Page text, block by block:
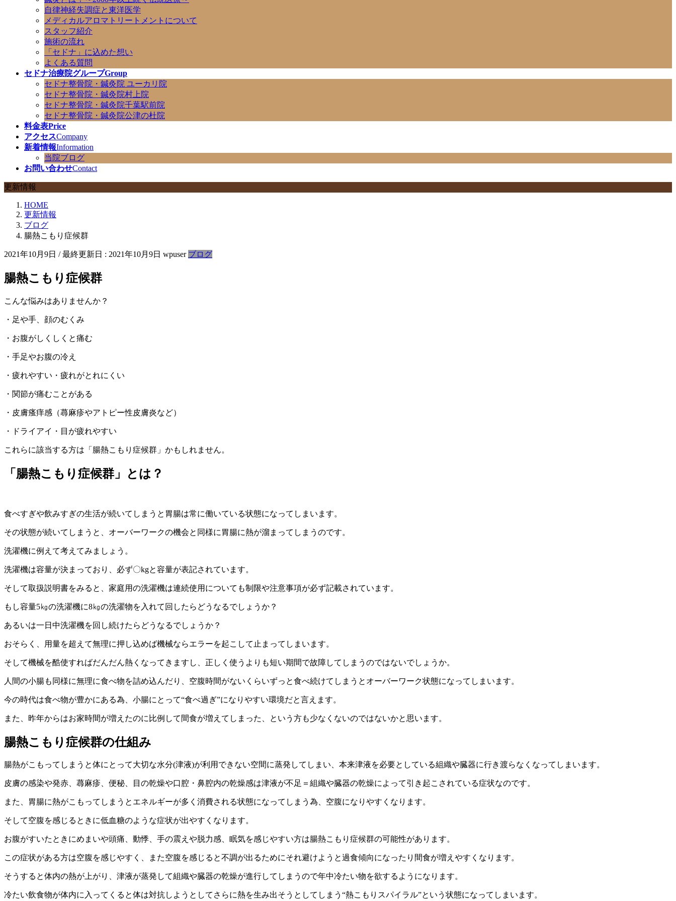
自律神経失調症と東洋医学
メディカルアロマトリートメントについて
スタッフ紹介
施術の流れ
「セドナ」に込めた想い
よくある質問
セドナ治療院グループGroup
セドナ整骨院・鍼灸院 ユーカリ院
セドナ整骨院・鍼灸院村上院
セドナ整骨院・鍼灸院千葉駅前院
セドナ整骨院・鍼灸院公津の杜院
料金表Price
アクセスCompany
新着情報Information
当院ブログ
お問い合わせContact
更新情報
HOME
更新情報
ブログ
腸熱こもり症候群
2021年10月9日 / 最終更新日 : 2021年10月9日 wpuser ブログ
腸熱こもり症候群
こんな悩みはありませんか？
・足や手、顔のむくみ
・お腹がしくしくと痛む
・手足やお腹の冷え
・疲れやすい・疲れがとれにくい
・関節が痛むことがある
・皮膚瘙痒感（蕁麻疹やアトピー性皮膚炎など）
・ドライアイ・目が疲れやすい
これらに該当する方は「腸熱こもり症候群」かもしれません。
「腸熱こもり症候群」とは？
食べすぎや飲みすぎの生活が続いてしまうと胃腸は常に働いている状態になってしまいます。
その状態が続いてしまうと、オーバーワークの機会と同様に胃腸に熱が溜まってしまうのです。
洗濯機に例えて考えてみましょう。
洗濯機は容量が決まっており、必ず〇kgと容量が表記されています。
そして取扱説明書をみると、家庭用の洗濯機は連続使用についても制限や注意事項が必ず記載されています。
もし容量5㎏の洗濯機に8㎏の洗濯物を入れて回したらどうなるでしょうか？
あるいは一日中洗濯機を回し続けたらどうなるでしょうか？
おそらく、用量を超えて無理に押し込めば機械ならエラーを起こして止まってしまいます。
そして機械を酷使すればだんだん熱くなってきますし、正しく使うよりも短い期間で故障してしまうのではないでしょうか。
人間の小腸も同様に無理に食べ物を詰め込んだり、空腹時間がないくらいずっと食べ続けてしまうとオーバーワーク状態になってしまいます。
今の時代は食べ物が豊かにある為、小腸にとって“食べ過ぎ”になりやすい環境だと言えます。
また、昨年からはお家時間が増えたのに比例して間食が増えてしまった、という方も少なくないのではないかと思います。
腸熱こもり症候群の仕組み
腸熱がこもってしまうと体にとって大切な水分(津液)が利用できない空間に蒸発してしまい、本来津液を必要としている組織や臓器に行き渡らなくなってしまいます。
皮膚の感染や発赤、蕁麻疹、便秘、目の乾燥や口腔・鼻腔内の乾燥感は津液が不足＝組織や臓器の乾燥によって引き起こされている症状なのです。
また、胃腸に熱がこもってしまうとエネルギーが多く消費される状態になってしまう為、空腹になりやすくなります。
そして空腹を感じるときに低血糖のような症状が出やすくなります。
お腹がすいたときにめまいや頭痛、動悸、手の震えや脱力感、眠気を感じやすい方は腸熱こもり症候群の可能性があります。
この症状がある方は空腹を感じやすく、また空腹を感じると不調が出るためにそれ避けようと過食傾向になったり間食が増えやすくなります。
そうすると体内の熱が上がり、津液が蒸発して組織や臓器の乾燥が進行してしまうので年中冷たい物を欲するようになります。
冷たい飲食物が体内に入ってくると体は対抗しようとしてさらに熱を生み出そうとしてしまう“熱こもりスパイラル”という状態になってしまいます。